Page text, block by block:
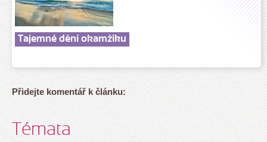
Tajemné dění okamžiku
Přidejte komentář k článku:
Témata